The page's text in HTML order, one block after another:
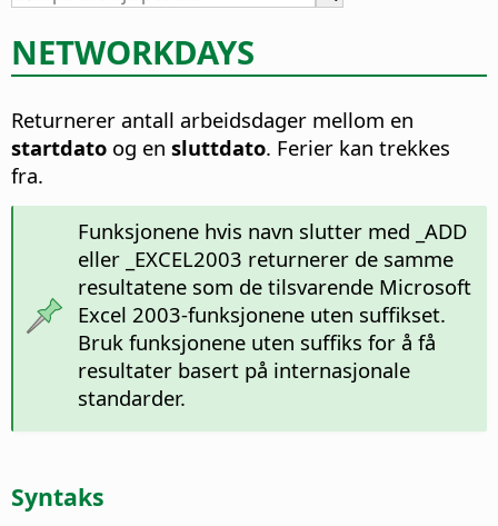
NETWORKDAYS
Returnerer antall arbeidsdager mellom en
startdato og en sluttdato. Ferier kan trekkes
fra.
Funksjonene hvis navn slutter med _ADD
eller _EXCEL2003 returnerer de samme
resultatene som de tilsvarende Microsoft
Excel 2003-funksjonene uten suffikset.
Bruk funksjonene uten suffiks for å få
resultater basert på internasjonale
standarder.
Syntaks